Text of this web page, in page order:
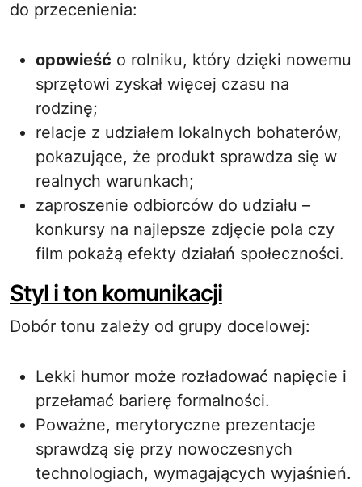
do przecenienia:
opowieść o rolniku, który dzięki nowemu
sprzętowi zyskał więcej czasu na
rodzinę;
relacje z udziałem lokalnych bohaterów,
pokazujące, że produkt sprawdza się w
realnych warunkach;
zaproszenie odbiorców do udziału –
konkursy na najlepsze zdjęcie pola czy
film pokażą efekty działań społeczności.
Styl i ton komunikacji
Dobór tonu zależy od grupy docelowej:
Lekki humor może rozładować napięcie i
przełamać barierę formalności.
Poważne, merytoryczne prezentacje
sprawdzą się przy nowoczesnych
technologiach, wymagających wyjaśnień.